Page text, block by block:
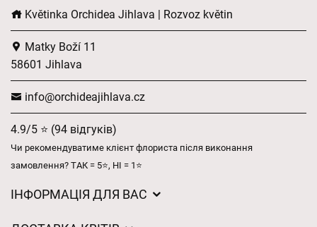
Květinka Orchidea Jihlava | Rozvoz květin
Matky Boží 11
58601 Jihlava
info@orchideajihlava.cz
4.9/5 ⭐ (94 відгуків)
Чи рекомендуватиме клієнт флориста після виконання
замовлення? ТАК = 5⭐, НІ = 1⭐
ІНФОРМАЦІЯ ДЛЯ ВАС